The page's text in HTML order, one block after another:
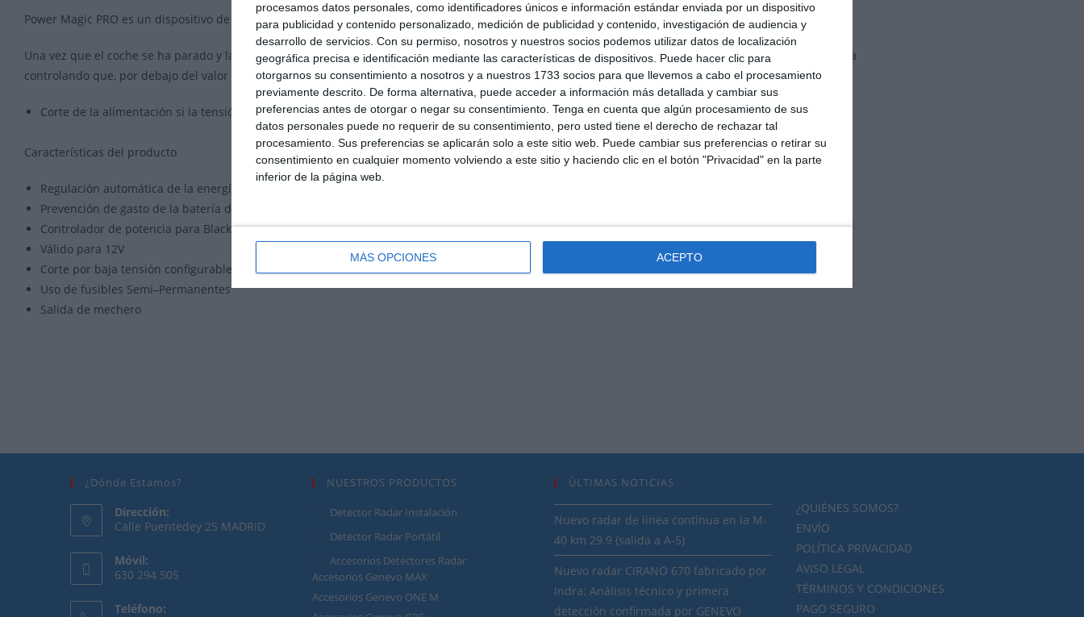
procesamos datos personales, como identificadores únicos e información estándar enviada por un dispositivo
para publicidad y contenido personalizado, medición de publicidad y contenido, investigación de audiencia y
desarrollo de servicios. Con su permiso, nosotros y nuestros socios podemos utilizar datos de localización
geográfica precisa e identificación mediante las características de dispositivos. Puede hacer clic para
otorgarnos su consentimiento a nosotros y a nuestros 1733 socios para que llevemos a cabo el procesamiento
previamente descrito. De forma alternativa, puede acceder a información más detallada y cambiar sus
preferencias antes de otorgar o negar su consentimiento. Tenga en cuenta que algún procesamiento de sus
datos personales puede no requerir de su consentimiento, pero usted tiene el derecho de rechazar tal
procesamiento. Sus preferencias se aplicarán solo a este sitio web. Puede cambiar sus preferencias o retirar su
consentimiento en cualquier momento volviendo a este sitio y haciendo clic en el botón "Privacidad" en la parte
inferior de la página web.
MÁS OPCIONES ACEPTO
Power Magic PRO es un dispositivo de control para cámaras Blackvue cuya función es evitar que el vehículo se quede sin batería.
Una vez que el coche se ha parado y la cámara Blackvue se queda en funcionamiento en modo Parking, Power Magic Pro monitorizará el gasto de energía
controlando que, por debajo del valor de voltaje configurado, la cámara se desconecte a fin de no gastar la batería del coche.
Corte de la alimentación si la tensión de la batería del vehículocae por debajo del valor configurado.
Características del producto
Regulación automática de la energía
Prevención de gasto de la batería del coche
Controlador de potencia para BlackVue
Válido para 12V
Corte por baja tensión configurable : 11.4V / 11.8V / 12 / 12.2 o apagado de vehiculo
Uso de fusibles Semi–Permanentes
Salida de mechero
¿Dónde Estamos?
Dirección:
Calle Puentedey 25 MADRID
Móvil:
630 294 505
Teléfono:
NUESTROS PRODUCTOS
Detector Radar Instalación
Detector Radar Portátil
Accesorios Detectores Radar
Accesorios Genevo MAX
Accesorios Genevo ONE M
ÚLTIMAS NOTICIAS
Nuevo radar de línea continua en la M-
40 km 29.9 (salida a A-5)
Nuevo radar CIRANO 670 fabricado por
Indra: Análisis técnico y primera
detección confirmada por GENEVO
¿QUIÉNES SOMOS?
ENVÍO
POLÍTICA PRIVACIDAD
AVISO LEGAL
TÉRMINOS Y CONDICIONES
PAGO SEGURO